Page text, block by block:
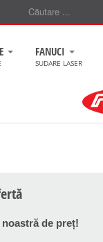
FANUCI
SUDARE LASER
de preț!